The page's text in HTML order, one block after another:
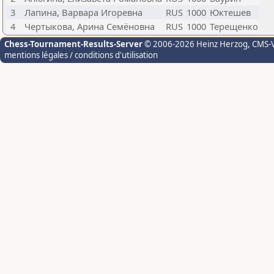
3
Лапина, Варвара Игоревна RUS 1000 Юктешев
4
Чертыкова, Арина Семёновна RUS 1000 Терещенко
Chess-Tournament-Results-Server© 2006-2026 Heinz Herzog,
mentions légales / conditions d'utilisation